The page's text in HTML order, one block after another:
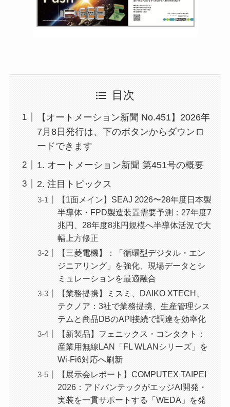
目次
【オートメーション新聞 No.451】2026年
7月8日発行は、下のボタンからダウンロ
ードできます
1. オートメーション新聞 第451号の概要
2. 注目トピックス
【1面メイン】SEAJ 2026〜28年度日本製
半導体・FPD製造装置需要予測：27年度7
兆円、28年度8兆円規模へ半導体活況で大
幅上方修正
【三菱電機】：「循環型デジタル・エン
ジニアリング」を強化、現場データとシ
ミュレーションを最適融合
【業務提携】ミスミ、DAIKO XTECH、
テクノア：3社で業務提携、生産管理シス
テムと商品DBのAPI接続で調達を効率化
【新製品】フェニックス・コンタクト：
産業用無線LAN「FL WLANシリーズ」を
Wi-Fi6対応へ刷新
【展示会レポート】COMPUTEX TAIPEI
2026：アドバンテックがエッジAI開発・
実装を一貫サポートする「WEDA」を発